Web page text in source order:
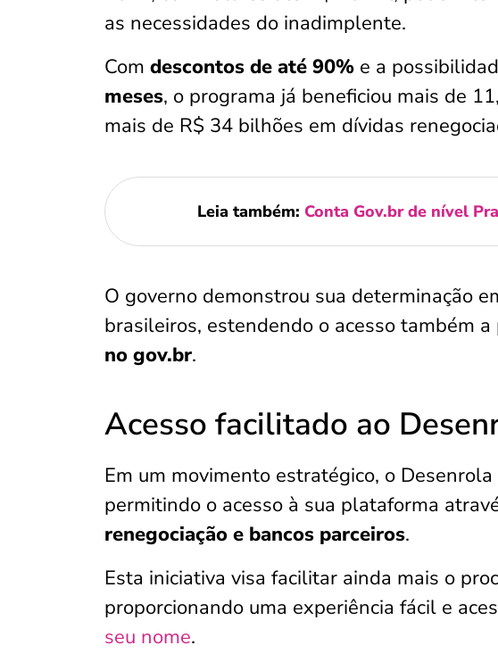
as necessidades do inadimplente.
Com descontos de até 90% e a
meses, o programa já beneficiou mais de
mais de R$ 34 bilhões em dívidas
Leia também: Conta Gov.br de nível
O governo demonstrou sua determinação
brasileiros, estendendo o acesso também a
no gov.br.
Acesso facilitado ao
Em um movimento estratégico, o
permitindo o acesso à sua plataforma
renegociação e bancos parceiros.
Esta iniciativa visa facilitar ainda mais o
proporcionando uma experiência fácil e
seu nome.